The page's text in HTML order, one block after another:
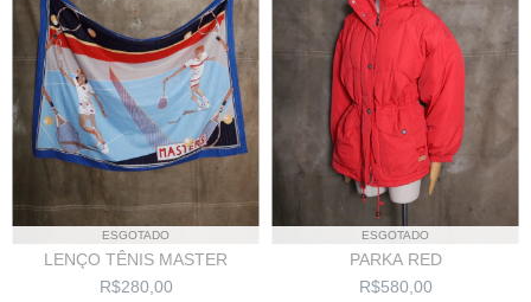
ESGOTADO
LENÇO TÊNIS MASTER
R$280,00
ESGOTADO
PARKA RED
R$580,00